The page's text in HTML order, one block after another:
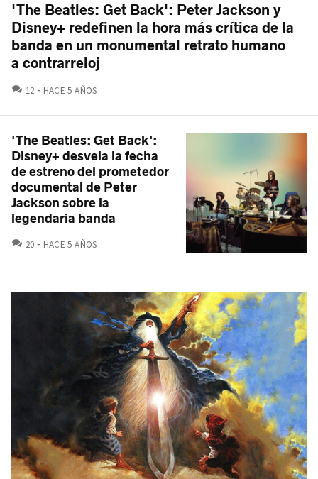
'The Beatles: Get Back': Peter Jackson y
Disney+ redefinen la hora más crítica de la
banda en un monumental retrato humano
a contrarreloj
12 COMENTARIOS
HACE 5 AÑOS
'The Beatles: Get Back':
Disney+ desvela la fecha
de estreno del prometedor
documental de Peter
Jackson sobre la
legendaria banda
20 COMENTARIOS
HACE 5 AÑOS